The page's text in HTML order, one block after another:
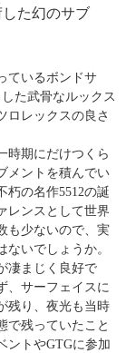
た幻のサブ
ているボンドサ
た武骨なルックス
ロレックスの良さ
時期にだけつくら
メントを積んでい
朽の名作5512の誕
レンスとして世界
も少ないので、実
いでしょうか。
凄まじく良好で
、サーフェイスに
残り、夜光も当時
で残っていたこと
ントやGTGに参加